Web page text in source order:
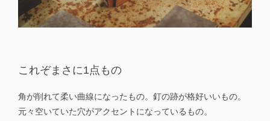
これぞまさに1点もの
角が削れて柔い曲線になったもの。釘の跡が格好いいもの。
元々空いていた穴がアクセントになっているもの。